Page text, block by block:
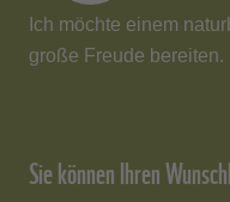
Ich möchte einem
große Freude bereiten.
Sie können Ihren